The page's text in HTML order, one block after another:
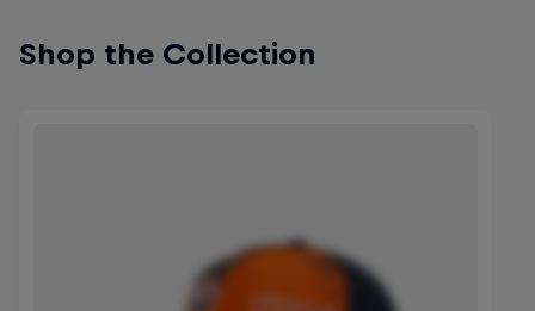
Shop the Collection